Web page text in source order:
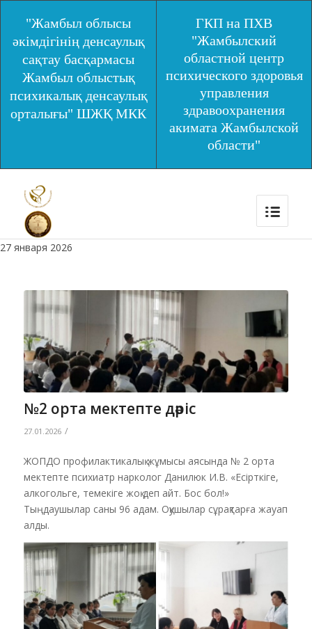
"Жамбыл облысы
әкімдігінің денсаулық
сақтау басқармасы
Жамбыл облыстық
психикалық денсаулық
орталығы" ШЖҚ МКК
ГКП на ПХВ
"Жамбылский
областной центр
психического здоровья
управления
здравоохранения
акимата Жамбылской
области"
27 января 2026
№2 орта мектепте дәріс
27.01.2026 /
ЖОПДО профилактикалық жұмысы аясында № 2 орта
мектепте психиатр нарколог Данилюк И.В. «Есірткіге,
алкогольге, темекіге жоқ деп айт. Бос бол!»
Тыңдаушылар саны 96 адам. Оқушылар сұрақтарға жауап
алды.